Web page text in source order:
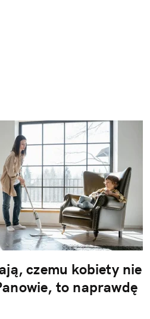
czemu kobiety nie
to naprawdę